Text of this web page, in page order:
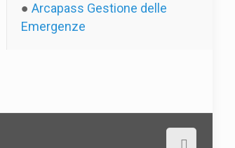
● Arcapass Gestione delle
Emergenze